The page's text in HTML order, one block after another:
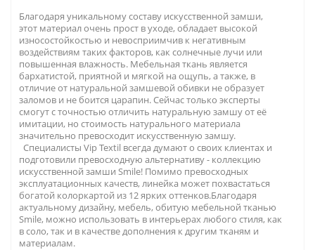
Благодаря уникальному составу искусственной замши,
этот материал очень прост в уходе, обладает высокой
износостойкостью и невосприимчив к негативным
воздействиям таких факторов, как солнечные лучи или
повышенная влажность. Мебельная ткань является
бархатистой, приятной и мягкой на ощупь, а также, в
отличие от натуральной замшевой обивки не образует
заломов и не боится царапин. Сейчас только эксперты
смогут с точностью отличить натуральную замшу от её
имитации, но стоимость натурального материала
значительно превосходит искусственную замшу.
Специалисты Vip Textil всегда думают о своих клиентах и
подготовили превосходную альтернативу - коллекцию
искусственной замши Smile! Помимо превосходных
эксплуатационных качеств, линейка может похвастаться
богатой колоркартой из 12 ярких оттенков.Благодаря
актуальному дизайну, мебель, обитую мебельной тканью
Smile, можно использовать в интерьерах любого стиля, как
в соло, так и в качестве дополнения к другим тканям и
материалам.